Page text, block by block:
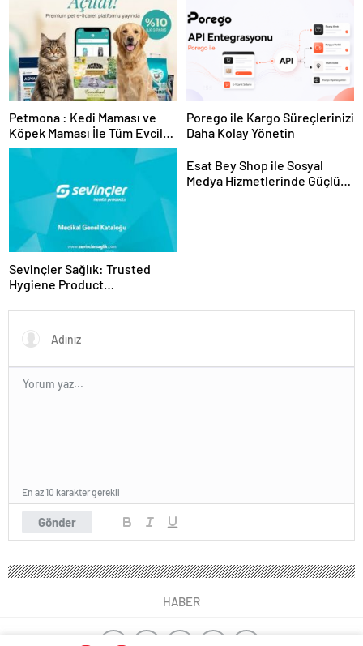
Sunuyor
Petmona : Kedi Maması ve
Köpek Maması İle Tüm Evcil
Hayvan Ürünleri
Porego ile Kargo Süreçlerinizi
Daha Kolay Yönetin
Sevinçler Sağlık: Trusted
Hygiene Product
Esat Bey Shop ile Sosyal
Medya Hizmetlerinde Güçlü
Gönder
En az 10 karakter gerekli
HABER